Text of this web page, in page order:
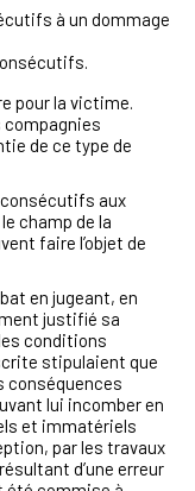
à un dommage
pour la victime.
de ce type de
aux
champ de la
faire l’objet de
en jugeant, en
justifié sa
conditions
stipulaient que
conséquences
lui incomber en
et immatériels
par les travaux
d’une erreur